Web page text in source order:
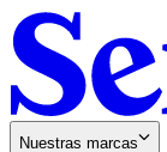
Nuestras marcas